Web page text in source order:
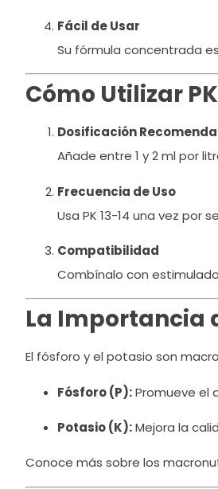
Fácil de Usar
Su fórmula concentrada
Cómo Utilizar
Dosificación
Añade entre 1 y 2 ml por
Frecuencia de Uso
Usa PK 13-14 una vez
Compatibilidad
Combínalo con
La Importancia
El fósforo y el potasio son
Fósforo (P):Promueve el
Potasio (K):Mejora la
Conoce más sobre los